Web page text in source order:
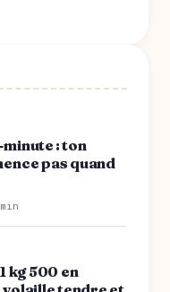
: ton
pas quand
kg 500 en